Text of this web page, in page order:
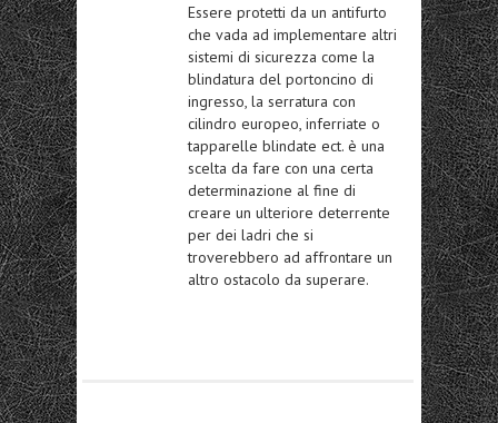
Essere protetti da un antifurto
che vada ad implementare altri
sistemi di sicurezza come la
blindatura del portoncino di
ingresso, la serratura con
cilindro europeo, inferriate o
tapparelle blindate ect. è una
scelta da fare con una certa
determinazione al fine di
creare un ulteriore deterrente
per dei ladri che si
troverebbero ad affrontare un
altro ostacolo da superare.